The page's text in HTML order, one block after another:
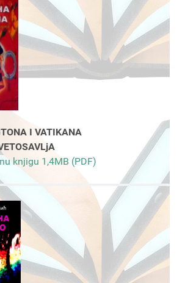
I VATIKANA
knjigu 1,4MB (PDF)